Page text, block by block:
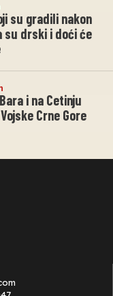
su gradili nakon
drski i doći će
i na Cetinju
Crne Gore